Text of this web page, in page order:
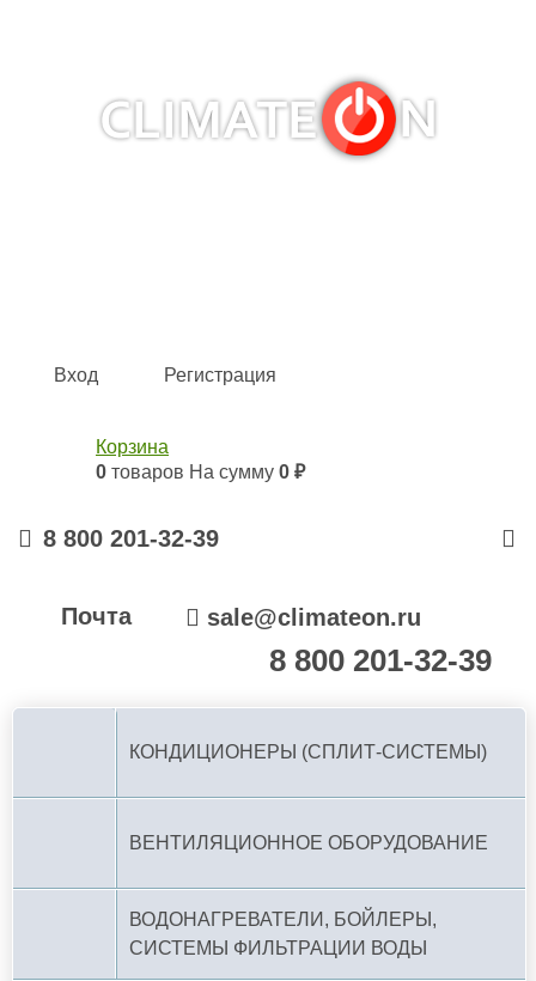
Вход Регистрация
Корзина
0 товаров На сумму 0 ₽
8 800 201-32-39
Почта sale@climateon.ru
8 800 201-32-39
КОНДИЦИОНЕРЫ (СПЛИТ-СИСТЕМЫ)
ВЕНТИЛЯЦИОННОЕ ОБОРУДОВАНИЕ
ВОДОНАГРЕВАТЕЛИ, БОЙЛЕРЫ,
СИСТЕМЫ ФИЛЬТРАЦИИ ВОДЫ